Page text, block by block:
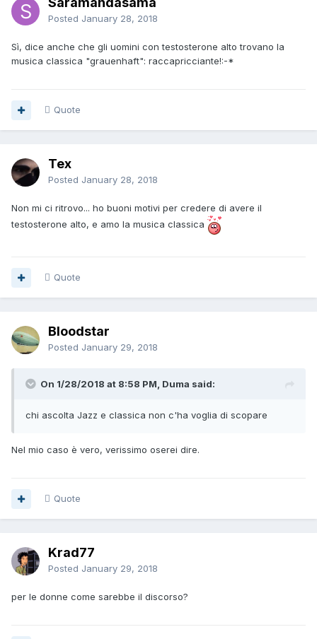
Posted January 28, 2018
Sì, dice anche che gli uomini con testosterone alto trovano la
musica classica "grauenhaft": raccapricciante!:-*
Quote
Tex
Posted January 28, 2018
Non mi ci ritrovo... ho buoni motivi per credere di avere il
testosterone alto, e amo la musica classica
Quote
Bloodstar
Posted January 29, 2018
On 1/28/2018 at 8:58 PM, Duma said:
chi ascolta Jazz e classica non c'ha voglia di scopare
Nel mio caso è vero, verissimo oserei dire.
Quote
Krad77
Posted January 29, 2018
per le donne come sarebbe il discorso?